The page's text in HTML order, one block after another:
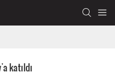
katıldı